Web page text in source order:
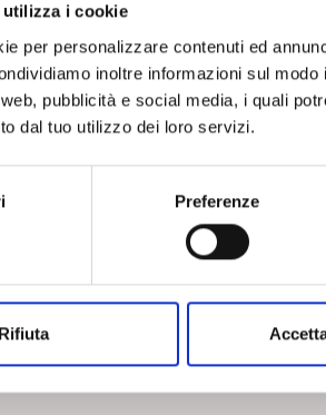
i cookie
per personalizzare contenuti ed
inoltre informazioni sul
pubblicità e social media, i quali
dal tuo utilizzo dei loro servizi.
Preferenze
Rifiutadel
2013
Ogni angelo è
Roma, 2013